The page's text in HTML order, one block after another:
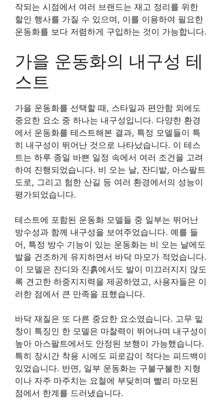
작되는 시점에서 여러 브랜드는 재고 정리를 위한
할인 행사를 가질 수 있으며, 이를 이용하여 필요한
운동화를 보다 저렴하게 구입하는 것이 가능합니다.
가을 운동화의 내구성 테
스트
가을 운동화를 선택할 때, 스타일과 편안함 외에도
중요한 요소 중 하나는 내구성입니다. 다양한 환경
에서 운동화를 테스트해본 결과, 특정 모델들이 특
히 내구성이 뛰어난 것으로 나타났습니다. 이 테스
트는 하루 종일 바쁜 일정 속에서 여러 조건을 고려
하여 진행되었습니다. 비 오는 날, 잔디밭, 아스팔트
도로, 그리고 험한 산길 등 여러 환경에서의 성능이
평가되었습니다.
테스트에 포함된 운동화 모델들 중 일부는 뛰어난
방수성과 함께 내구성을 보여주었습니다. 예를 들
어, 특정 방수 기능이 있는 운동화는 비 오는 날에도
발을 건조하게 유지하면서 바닥 마모가 적었습니다.
이 모델은 잔디와 진흙에서도 발이 미끄러지지 않도
록 견고한 하중지지력을 제공하였고, 사용자들은 이
러한 점에서 큰 만족을 표했습니다.
바닥 재질은 또 다른 중요한 요소였습니다. 고무 밑
창이 특징인 한 모델은 마찰력이 뛰어나며 내구성이
높아 아스팔트에서도 안정된 보행이 가능했습니다.
특히 장시간 착용 시에도 피로감이 적다는 피드백이
있었습니다. 반면, 일부 운동화는 구불구불한 지형
이나 자주 마주치는 요철에 부딪히며 빨리 마모된
점에서 한계를 드러냈습니다.